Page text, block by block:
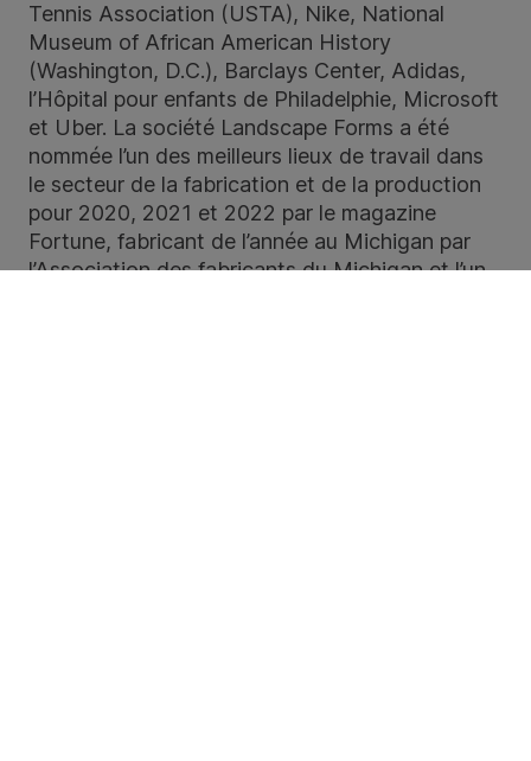
Tennis Association (USTA), Nike, National
Museum of African American History
(Washington, D.C.), Barclays Center, Adidas,
l’Hôpital pour enfants de Philadelphie, Microsoft
et Uber. La société Landscape Forms a été
nommée l’un des meilleurs lieux de travail dans
le secteur de la fabrication et de la production
pour 2020, 2021 et 2022 par le magazine
Fortune, fabricant de l’année au Michigan par
l’Association des fabricants du Michigan et l’un